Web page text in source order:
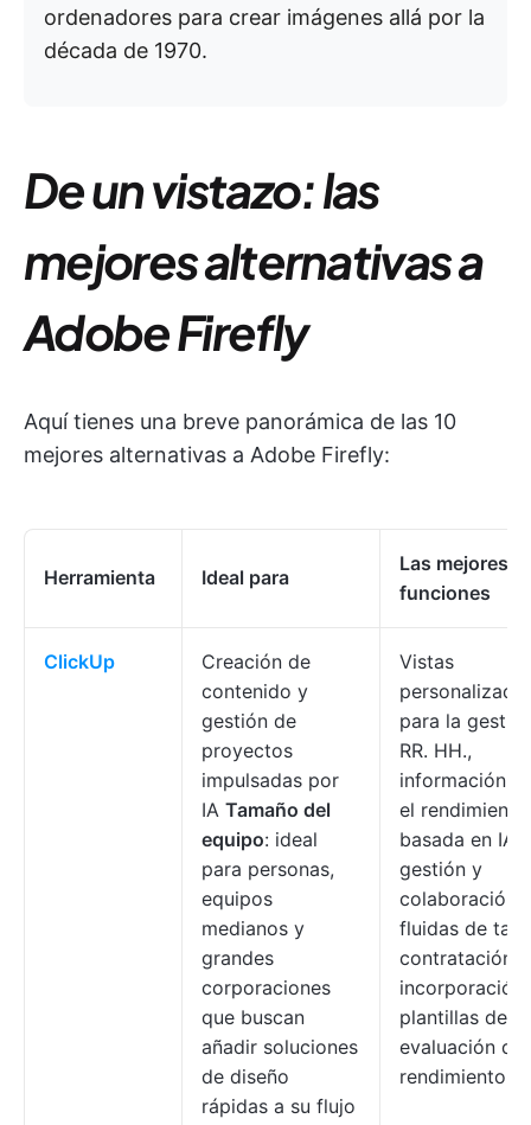
ordenadores para crear imágenes allá por la
década de 1970.
De un vistazo: las
mejores alternativas a
Adobe Firefly
Aquí tienes una breve panorámica de las 10
mejores alternativas a Adobe Firefly:
Herramienta Ideal para
Las mejores
funciones
ClickUp
Creación de
contenido y
gestión de
proyectos
impulsadas por
IA Tamaño del
equipo: ideal
para personas,
equipos
medianos y
grandes
corporaciones
que buscan
añadir soluciones
de diseño
rápidas a su flujo
Vistas
para la
RR. HH.,
información
el rendimiento
basada en IA,
gestión y
colaboración
fluidas de
contratación,
incorporación
plantillas de
evaluación del
rendimiento.